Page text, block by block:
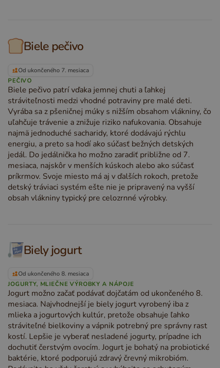
Biele pečivo
Od ukončeného 7. mesiaca
PEČIVO
Biele pečivo patrí vďaka jemnej chuti a ľahkej
stráviteľnosti medzi vhodné potraviny pre malé deti.
Vyrába sa z pšeničnej múky s nižším obsahom vlákniny, čo
uľahčuje trávenie a znižuje riziko nafukovania. Obsahuje
najmä jednoduché sacharidy, ktoré dodávajú rýchlu
energiu, a preto sa hodí ako súčasť bežných detských
jedál. Do jedálnička ho možno zaradiť približne od 7.
mesiaca, najskôr v menších kúskoch alebo ako súčasť
príkrmov. Svoje miesto má aj v ďalších rokoch, pretože
detský tráviaci systém ešte nie je pripravený na vyšší
obsah vlákniny typický pre celozrnné výrobky.
Biely jogurt
Od ukončeného 8. mesiaca
JOGURTY, MLIEČNE VÝROBKY A NÁPOJE
Jogurt možno začať podávať dojčatám od ukončeného 8.
mesiaca. Najvhodnejší je biely jogurt vyrobený iba z
mlieka a jogurtových kultúr, pretože obsahuje ľahko
stráviteľné bielkoviny a vápnik potrebný pre správny rast
kostí. Lepšie je vyberať nesladené jogurty, prípadne ich
dochutiť čerstvým ovocím. Jogurt je bohatý na probiotické
baktérie, ktoré podporujú zdravý črevný mikrobióm.